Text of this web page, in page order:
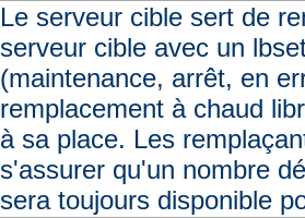
Le serveur cible sert de
serveur cible avec un
(maintenance, arrêt, en
remplacement à chaud
à sa place. Les
s'assurer qu'un nombre
sera toujours disponible